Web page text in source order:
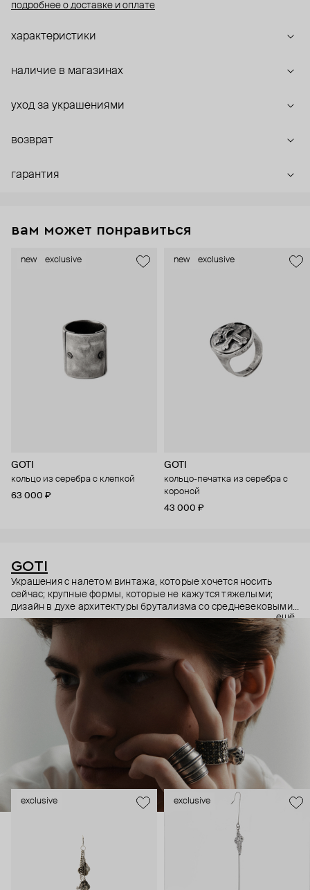
подробнее о доставке и оплате
характеристики
наличие в магазинах
уход за украшениями
возврат
гарантия
вам может понравиться
new exclusive
GOTI
кольцо из серебра с клепкой
63 000 ₽
new exclusive
GOTI
кольцо-печатка из серебра с
короной
43 000 ₽
GOTI
Украшения с налетом винтажа, которые хочется носить
сейчас; крупные формы, которые не кажутся тяжелыми;
дизайн в духе архитектуры брутализма со средневековыми
символами – эстетика итальянского бренда GOTI строится
на красивых парадоксах. Парадоксах, которые не
замечаешь, потому что элементы каждого украшения
складываются максимально гармонично.
ещё
exclusive exclusive